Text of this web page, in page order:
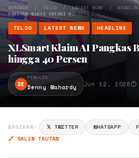
BERANDA / TELCO /LATEST NEWS /
PANGKAS BIAYA ENERGI H…
TELCO LATEST NEWS HEADLINE
XLSmart Klaim AI Pangkas
hingga 40 Persen
DE
PENULIS
Denny Mahardy Jun 12, 2026⏱
BAGIKAN: 𝕏 TWITTER WHATSAPP
🔗 SALIN TAUTAN